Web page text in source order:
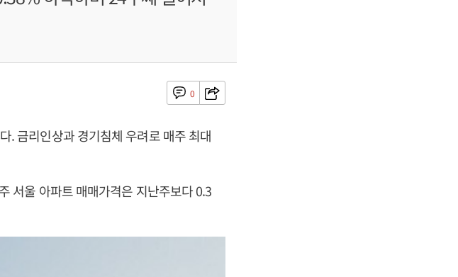
0
. 금리인상과 경기침체 우려로 매주 최대
서울 아파트 매매가격은 지난주보다 0.3